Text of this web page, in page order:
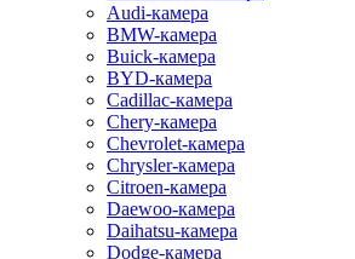
Audi-камера
BMW-камера
Buick-камера
BYD-камера
Cadillac-камера
Chery-камера
Chevrolet-камера
Chrysler-камера
Citroen-камера
Daewoo-камера
Daihatsu-камера
Dodge-камера